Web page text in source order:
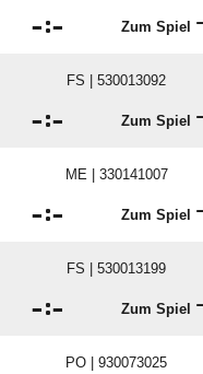
: Zum Spiel
FS | 530013092
: Zum Spiel
ME | 330141007
: Zum Spiel
FS | 530013199
: Zum Spiel
PO | 930073025